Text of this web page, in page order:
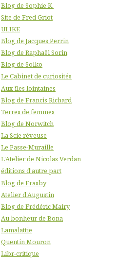
Blog de Sophie K.
Site de Fred Griot
ULIKE
Blog de Jacques Perrin
Blog de Raphaël Sorin
Blog de Solko
Le Cabinet de curiosités
Aux îles lointaines
Blog de Francis Richard
Terres de femmes
Blog de Norwitch
La Scie rêveuse
Le Passe-Muraille
L'Atelier de Nicolas Verdan
éditions d'autre part
Blog de Frasby
Atelier d'Augustin
Blog de Frédéric Mairy
Au bonheur de Bona
Lamalattie
Quentin Mouron
Libr-critique